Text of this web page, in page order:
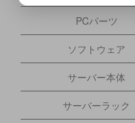
PCパーツ
ソフトウェア
サーバー本体
サーバーラック